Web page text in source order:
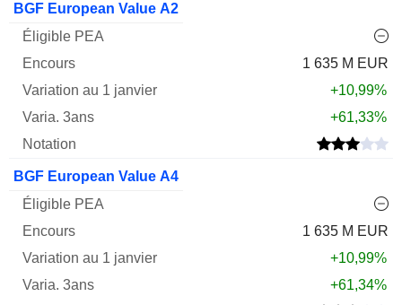
BGF European Value A2
1 635 M EUR
+10,99%
+61,33%
BGF European Value A4
1 635 M EUR
+10,99%
+61,34%